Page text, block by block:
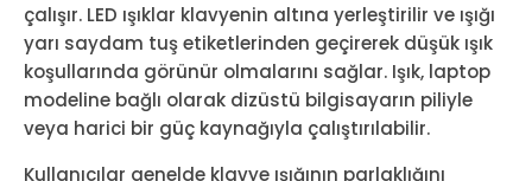
çalışır. LED ışıklar klavyenin altına yerleştirilir ve ışığı
yarı saydam tuş etiketlerinden geçirerek düşük ışık
koşullarında görünür olmalarını sağlar. Işık, laptop
modeline bağlı olarak dizüstü bilgisayarın piliyle
veya harici bir güç kaynağıyla çalıştırılabilir.
Kullanıcılar genelde klavye ışığının parlaklığını